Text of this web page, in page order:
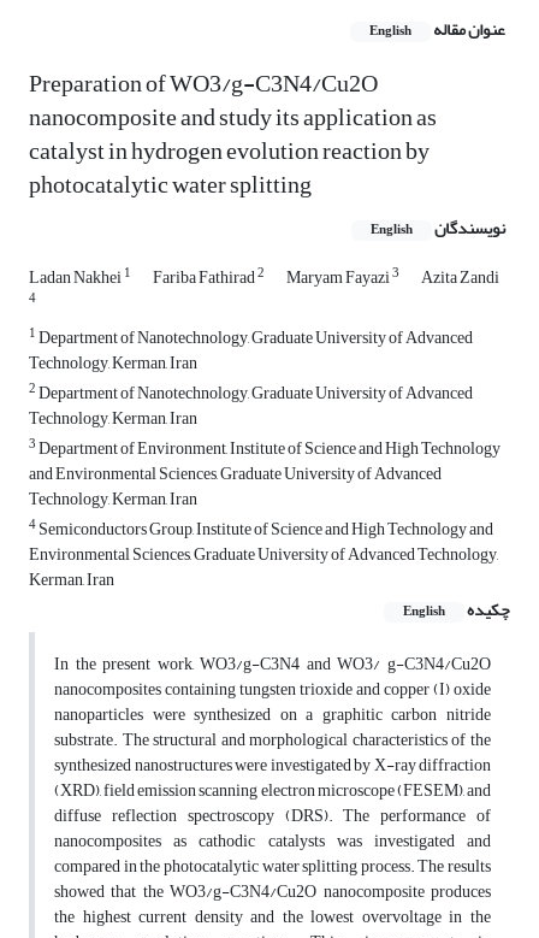
عنوان مقاله English
Preparation of WO3/g-C3N4/Cu2O
nanocomposite and study its application as
catalyst in hydrogen evolution reaction by
photocatalytic water splitting
نویسندگان English
Ladan Nakhei1 Fariba Fathirad2 Maryam Fayazi3 Azita Zandi
4
1Department of Nanotechnology, Graduate University of Advanced
Technology, Kerman, Iran
2Department of Nanotechnology, Graduate University of Advanced
Technology, Kerman, Iran
3Department of Environment, Institute of Science and High Technology
and Environmental Sciences, Graduate University of Advanced
Technology, Kerman, Iran
4Semiconductors Group, Institute of Science and High Technology and
Environmental Sciences, Graduate University of Advanced Technology,
Kerman, Iran
چکیده
English
In the present work, WO3/g-C3N4 and WO3/ g-C3N4/Cu2O
nanocomposites containing tungsten trioxide and copper (I) oxide
nanoparticles were synthesized on a graphitic carbon nitride
substrate. The structural and morphological characteristics of the
synthesized nanostructures were investigated by X-ray diffraction
(XRD), field emission scanning electron microscope (FESEM), and
diffuse reflection spectroscopy (DRS). The performance of
nanocomposites as cathodic catalysts was investigated and
compared in the photocatalytic water splitting process. The results
showed that the WO3/g-C3N4/Cu2O nanocomposite produces
the highest current density and the lowest overvoltage in the